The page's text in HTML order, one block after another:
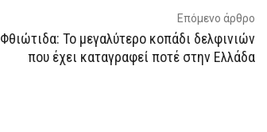
Επόμενο άρθρο
Φθιώτιδα: Το μεγαλύτερο κοπάδι δελφινιών
που έχει καταγραφεί ποτέ στην Ελλάδα